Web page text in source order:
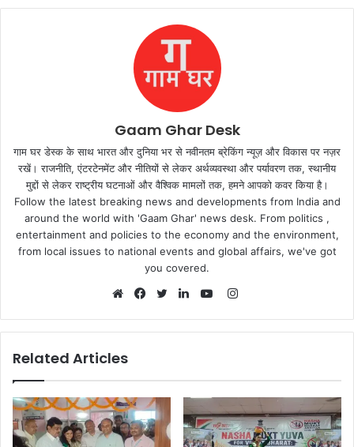
Gaam Ghar Desk
गाम घर डेस्क के साथ भारत और दुनिया भर से नवीनतम ब्रेकिंग न्यूज़ और विकास पर नज़र
रखें। राजनीति, एंटरटेनमेंट और नीतियों से लेकर अर्थव्यवस्था और पर्यावरण तक, स्थानीय
मुद्दों से लेकर राष्ट्रीय घटनाओं और वैश्विक मामलों तक, हमने आपको कवर किया है।
Follow the latest breaking news and developments from India and
around the world with 'Gaam Ghar' news desk. From politics ,
entertainment and policies to the economy and the environment,
from local issues to national events and global affairs, we've got
you covered.
Instagram
Related Articles